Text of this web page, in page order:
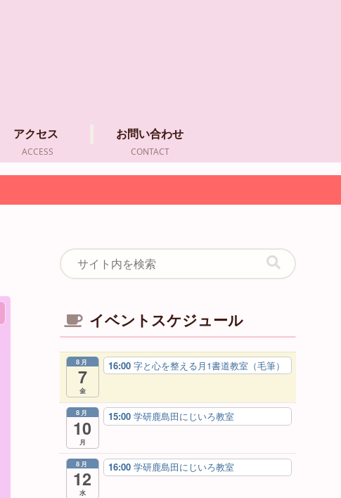
アクセス
ACCESS
お問い合わせ
CONTACT
イベントスケジュール
8月
7
金
16:00 字と心を整える月1書道教室（毛筆）
8月
10
月
15:00 学研鹿島田にじいろ教室
8月
12
水
16:00 学研鹿島田にじいろ教室